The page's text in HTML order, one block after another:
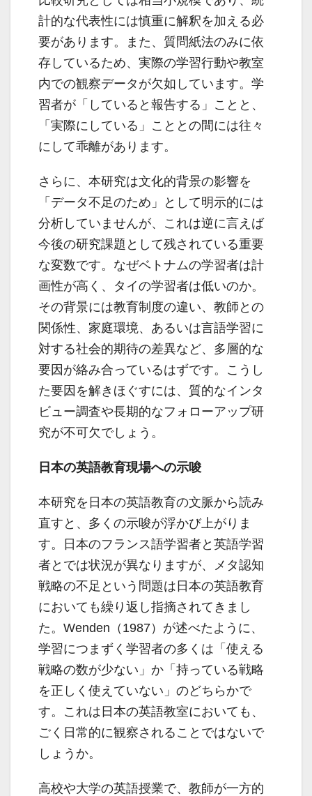
計的な代表性には慎重に解釈を加える必
要があります。また、質問紙法のみに依
存しているため、実際の学習行動や教室
内での観察データが欠如しています。学
習者が「していると報告する」ことと、
「実際にしている」こととの間には往々
にして乖離があります。
さらに、本研究は文化的背景の影響を
「データ不足のため」として明示的には
分析していませんが、これは逆に言えば
今後の研究課題として残されている重要
な変数です。なぜベトナムの学習者は計
画性が高く、タイの学習者は低いのか。
その背景には教育制度の違い、教師との
関係性、家庭環境、あるいは言語学習に
対する社会的期待の差異など、多層的な
要因が絡み合っているはずです。こうし
た要因を解きほぐすには、質的なインタ
ビュー調査や長期的なフォローアップ研
究が不可欠でしょう。
日本の英語教育現場への示唆
本研究を日本の英語教育の文脈から読み
直すと、多くの示唆が浮かび上がりま
す。日本のフランス語学習者と英語学習
者とでは状況が異なりますが、メタ認知
戦略の不足という問題は日本の英語教育
においても繰り返し指摘されてきまし
た。Wenden（1987）が述べたように、
学習につまずく学習者の多くは「使える
戦略の数が少ない」か「持っている戦略
を正しく使えていない」のどちらかで
す。これは日本の英語教室においても、
ごく日常的に観察されることではないで
しょうか。
高校や大学の英語授業で、教師が一方的